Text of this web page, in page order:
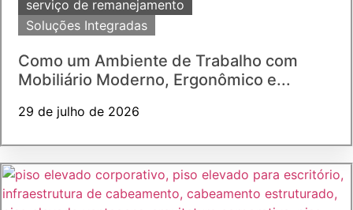
serviço de remanejamento
Soluções Integradas
Como um Ambiente de Trabalho com
Mobiliário Moderno, Ergonômico e...
29 de julho de 2026